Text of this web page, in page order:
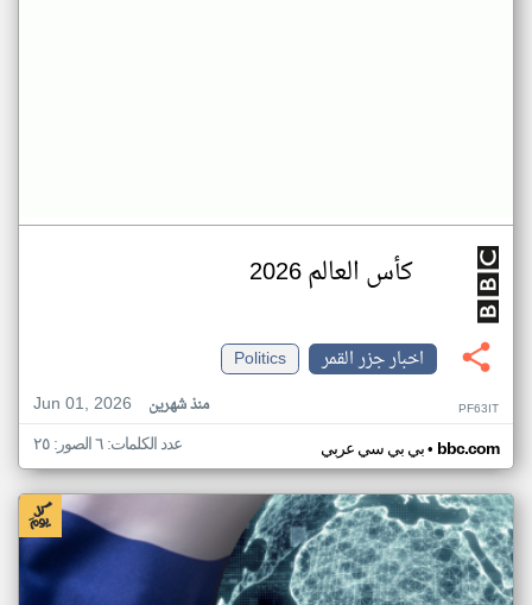
كأس العالم 2026
اخبار جزر القمر
Politics
Jun 01, 2026
منذ شهرين PF63IT
بي بي سي عربي• bbc.com عدد الكلمات: ٦ الصور: ٢٥